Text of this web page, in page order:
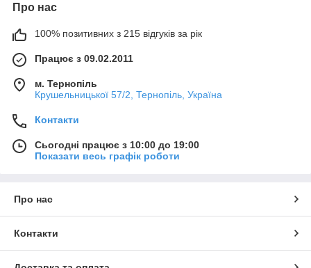
Про нас
100% позитивних з 215 відгуків за рік
Працює з 09.02.2011
м. Тернопіль
Крушельницької 57/2, Тернопіль, Україна
Контакти
Сьогодні працює з 10:00 до 19:00
Показати весь графік роботи
Про нас
Контакти